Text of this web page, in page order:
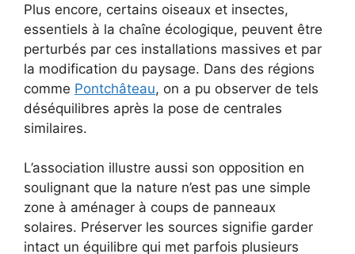
Plus encore, certains oiseaux et insectes,
essentiels à la chaîne écologique, peuvent être
perturbés par ces installations massives et par
la modification du paysage. Dans des régions
comme Pontchâteau, on a pu observer de tels
déséquilibres après la pose de centrales
similaires.
L’association illustre aussi son opposition en
soulignant que la nature n’est pas une simple
zone à aménager à coups de panneaux
solaires. Préserver les sources signifie garder
intact un équilibre qui met parfois plusieurs